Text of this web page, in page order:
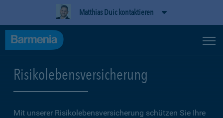
Matthias Duic kontaktieren
Risikolebensversicherung
Mit unserer Risikolebensversicherung schützen Sie Ihre